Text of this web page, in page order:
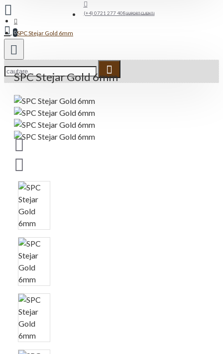
(+4) 0721 277 408SUPORT CLIENTI
0SPC Stejar Gold 6mm
SPC Stejar Gold 6mm